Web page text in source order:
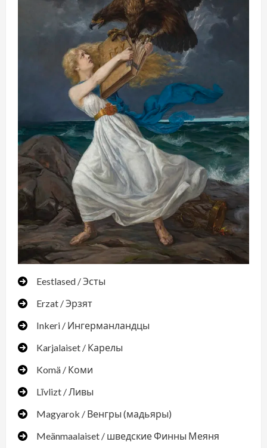
Eestlased / Эсты
Erzat / Эрзят
Inkeri / Ингерманландцы
Karjalaiset / Карелы
Komä / Коми
Līvlizt / Ливы
Magyarok / Венгры (мадьяры)
Meänmaalaiset / шведские Финны Меяня